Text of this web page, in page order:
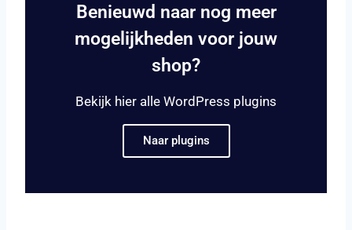
Benieuwd naar nog meer
mogelijkheden voor jouw
shop?
Bekijk hier alle WordPress plugins
Naar plugins